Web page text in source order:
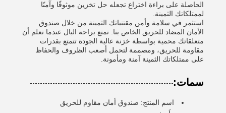
الحاصلة على براءة اختراع تجعله حل تخزين موثوقًا وآمنًا
لممتلكاتك الثمينة.
استثمر في سلامة وأمن مقتنياتك الثمينة من خلال صندوق
الأمان المضاد للحريق الخاص بنا. تمتع براحة البال عندما تعلم أن
متعلقاتك محمية بواسطة خزنة عالية الجودة تتمتع بقدرات
مقاومة للحريق، ومصممة لتحمل أصعب الظروف والحفاظ
على ممتلكاتك الثمينة آمنة ومأمونة.
سمات:
اسم المنتج: صندوق أمان مقاوم للحريق